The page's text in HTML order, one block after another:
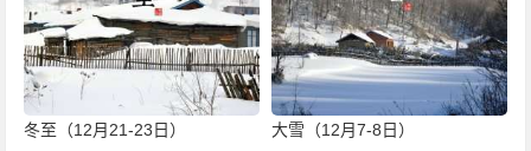
冬至（12月21-23日） 大雪（12月7-8日）